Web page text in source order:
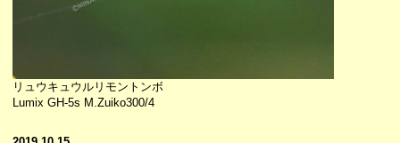
リュウキュウルリモントンボ
Lumix GH-5s M.Zuiko300/4